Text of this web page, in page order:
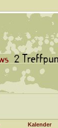
Kalender